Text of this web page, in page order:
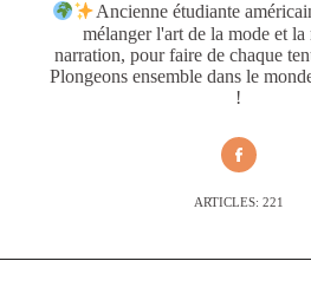
Ancienne étudiante
mélanger l'art de la mode et la
narration, pour faire de chaque
Plongeons ensemble dans le
!
ARTICLES: 221